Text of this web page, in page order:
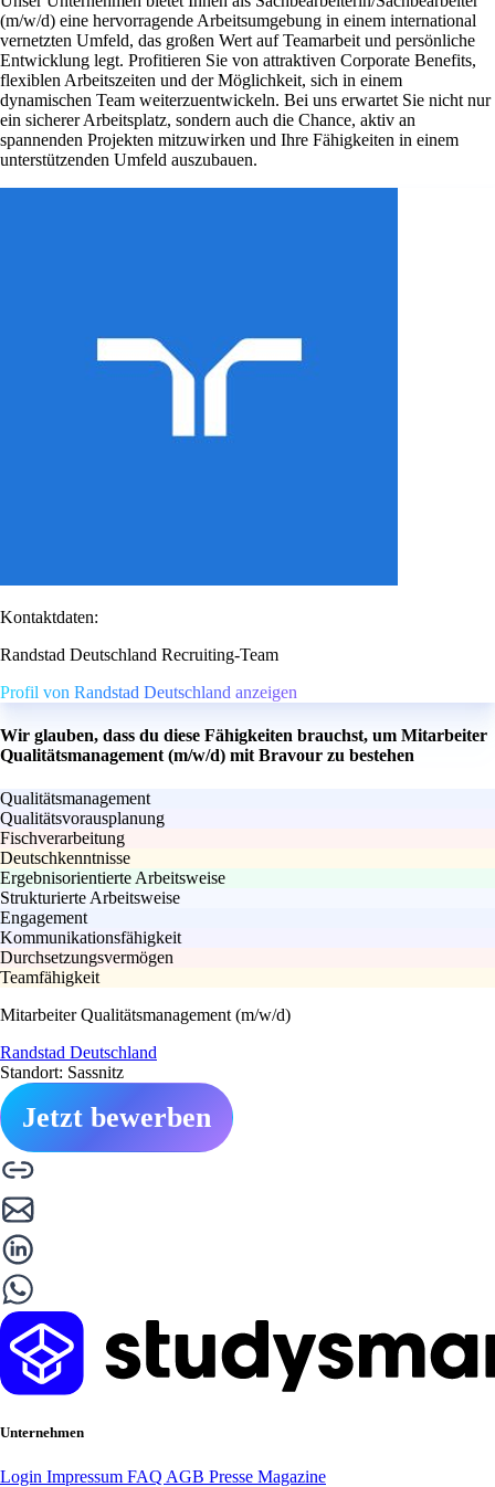
(m/w/d) eine hervorragende Arbeitsumgebung in einem international
vernetzten Umfeld, das großen Wert auf Teamarbeit und persönliche
Entwicklung legt. Profitieren Sie von attraktiven Corporate Benefits,
flexiblen Arbeitszeiten und der Möglichkeit, sich in einem
dynamischen Team weiterzuentwickeln. Bei uns erwartet Sie nicht nur
ein sicherer Arbeitsplatz, sondern auch die Chance, aktiv an
spannenden Projekten mitzuwirken und Ihre Fähigkeiten in einem
unterstützenden Umfeld auszubauen.
Kontaktdaten:
Randstad Deutschland Recruiting-Team
Profil von Randstad Deutschland anzeigen
Wir glauben, dass du diese Fähigkeiten brauchst, um Mitarbeiter
Qualitätsmanagement (m/w/d) mit Bravour zu bestehen
Qualitätsmanagement
Qualitätsvorausplanung
Fischverarbeitung
Deutschkenntnisse
Ergebnisorientierte Arbeitsweise
Strukturierte Arbeitsweise
Engagement
Kommunikationsfähigkeit
Durchsetzungsvermögen
Teamfähigkeit
Mitarbeiter Qualitätsmanagement (m/w/d)
Randstad Deutschland
Standort: Sassnitz
Jetzt bewerben
Unternehmen
Login Impressum FAQ AGB Presse Magazine